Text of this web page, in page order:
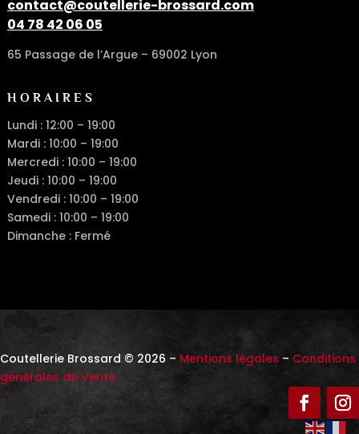
contact@coutellerie-brossard.com
04 78 42 06 05
65 Passage de l’Argue – 69002 Lyon
HORAIRES
Lundi : 12:00 – 19:00
Mardi : 10:00 – 19:00
Mercredi : 10:00 – 19:00
Jeudi : 10:00 – 19:00
Vendredi : 10:00 – 19:00
Samedi : 10:00 – 19:00
Dimanche : Fermé
Coutellerie Brossard © 2026 – Mentions légales – Conditions
générales de Vente